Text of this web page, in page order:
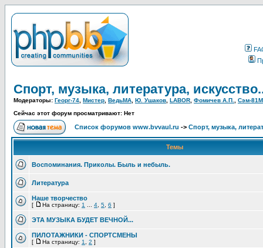
Спорт, музыка, литература,
Модераторы: Георг-74 Мистер ВедьМА Ю. Ушаков LABOR Фомичев А.П.
Сэм-81М
Сейчас этот форум просматривают: Нет
Список форумов www.bvvaul.ru -> Спорт, музыка,
Темы
Воспоминания. Приколы. Быль и небыль.
Литература
Наше творчество
[ На страницу: 1 4 5 6 ]
ЭТА МУЗЫКА БУДЕТ ВЕЧНОЙ...
ПИЛОТАЖНИКИ - СПОРТСМЕНЫ
[ На страницу: 1 2 ]